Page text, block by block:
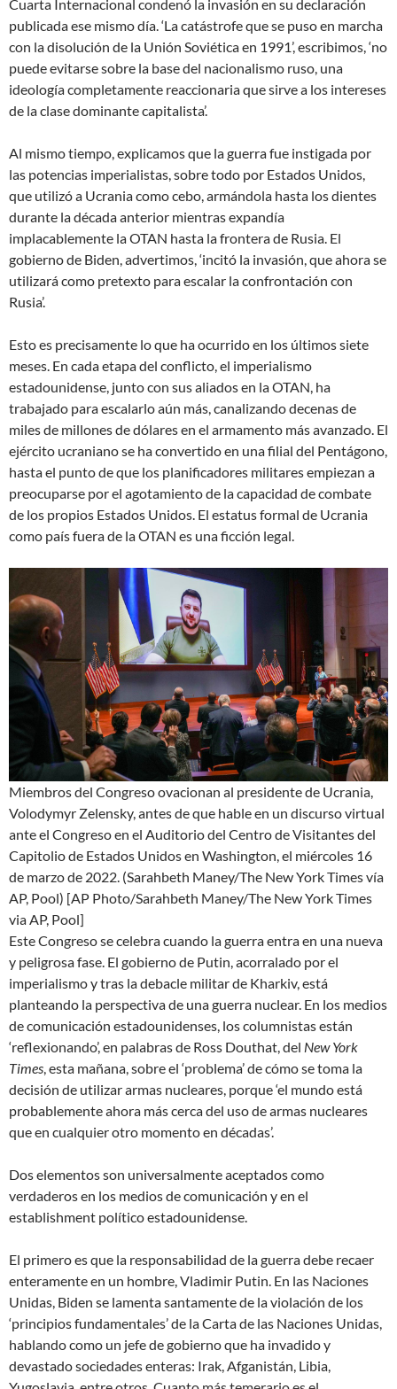
Cuarta Internacional condenó la invasión en su declaración
publicada ese mismo día. ‘La catástrofe que se puso en marcha
con la disolución de la Unión Soviética en 1991’, escribimos, ‘no
puede evitarse sobre la base del nacionalismo ruso, una
ideología completamente reaccionaria que sirve a los intereses
de la clase dominante capitalista’.
Al mismo tiempo, explicamos que la guerra fue instigada por
las potencias imperialistas, sobre todo por Estados Unidos,
que utilizó a Ucrania como cebo, armándola hasta los dientes
durante la década anterior mientras expandía
implacablemente la OTAN hasta la frontera de Rusia. El
gobierno de Biden, advertimos, ‘incitó la invasión, que ahora se
utilizará como pretexto para escalar la confrontación con
Rusia’.
Esto es precisamente lo que ha ocurrido en los últimos siete
meses. En cada etapa del conflicto, el imperialismo
estadounidense, junto con sus aliados en la OTAN, ha
trabajado para escalarlo aún más, canalizando decenas de
miles de millones de dólares en el armamento más avanzado. El
ejército ucraniano se ha convertido en una filial del Pentágono,
hasta el punto de que los planificadores militares empiezan a
preocuparse por el agotamiento de la capacidad de combate
de los propios Estados Unidos. El estatus formal de Ucrania
como país fuera de la OTAN es una ficción legal.
Miembros del Congreso ovacionan al presidente de Ucrania,
Volodymyr Zelensky, antes de que hable en un discurso virtual
ante el Congreso en el Auditorio del Centro de Visitantes del
Capitolio de Estados Unidos en Washington, el miércoles 16
de marzo de 2022. (Sarahbeth Maney/The New York Times vía
AP, Pool) [AP Photo/Sarahbeth Maney/The New York Times
via AP, Pool]
Este Congreso se celebra cuando la guerra entra en una nueva
y peligrosa fase. El gobierno de Putin, acorralado por el
imperialismo y tras la debacle militar de Kharkiv, está
planteando la perspectiva de una guerra nuclear. En los medios
de comunicación estadounidenses, los columnistas están
‘reflexionando’, en palabras de Ross Douthat, del New York
Times, esta mañana, sobre el ‘problema’ de cómo se toma la
decisión de utilizar armas nucleares, porque ‘el mundo está
probablemente ahora más cerca del uso de armas nucleares
que en cualquier otro momento en décadas’.
Dos elementos son universalmente aceptados como
verdaderos en los medios de comunicación y en el
establishment político estadounidense.
El primero es que la responsabilidad de la guerra debe recaer
enteramente en un hombre, Vladimir Putin. En las Naciones
Unidas, Biden se lamenta santamente de la violación de los
‘principios fundamentales’ de la Carta de las Naciones Unidas,
hablando como un jefe de gobierno que ha invadido y
devastado sociedades enteras: Irak, Afganistán, Libia,